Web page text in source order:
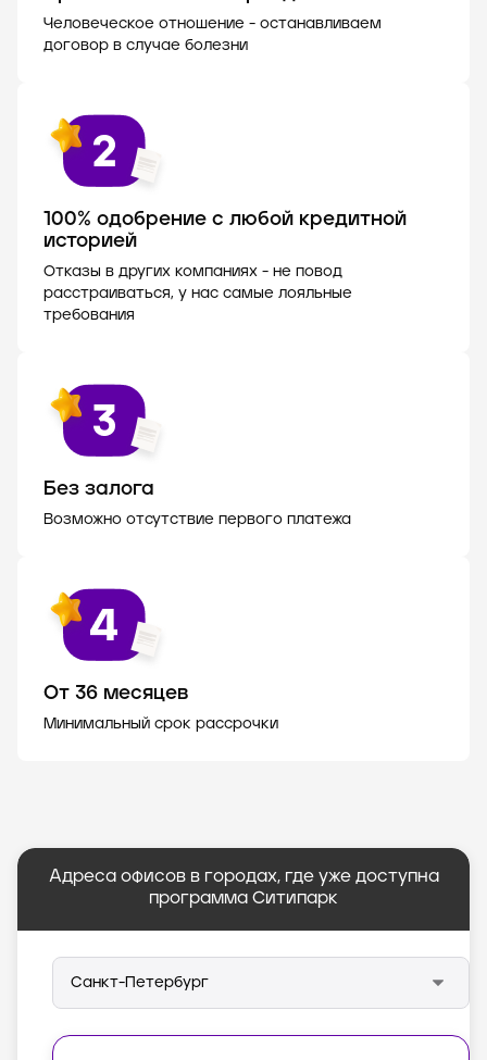
Человеческое отношение - останавливаем
договор в случае болезни
100% одобрение с любой кредитной
историей
Отказы в других компаниях - не повод
расстраиваться, у нас самые лояльные
требования
Без залога
Возможно отсутствие первого платежа
От 36 месяцев
Минимальный срок рассрочки
Адреса офисов в городах, где уже доступна
программа Ситипарк